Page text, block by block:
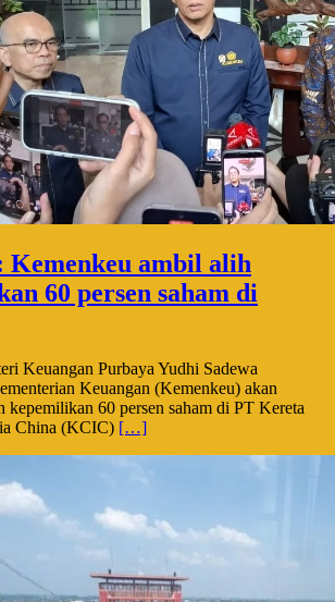
Kemenkeu ambil alih
60 persen saham di
Keuangan Purbaya Yudhi Sadewa
Keuangan (Kemenkeu) akan
kepemilikan 60 persen saham di PT Kereta
China (KCIC) […]